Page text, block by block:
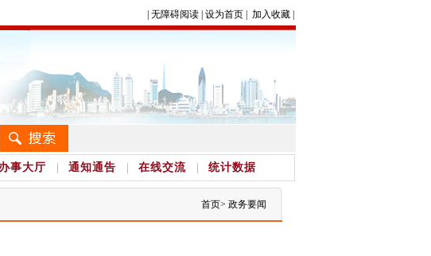
无障碍阅读| 设为首页| 加入收藏|
办事大厅 通知通告 在线交流 统计数据
首页> 政务要闻